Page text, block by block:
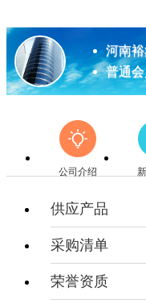
河南
普通
公司介绍
供应产品
采购清单
荣誉资质